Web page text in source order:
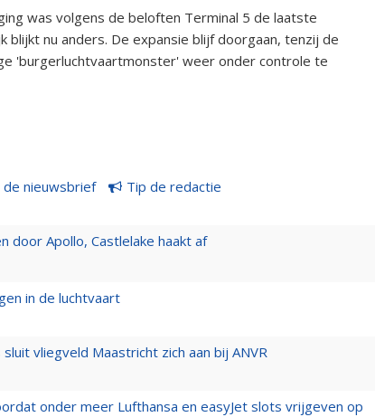
was volgens de beloften Terminal 5 de laatste
blijkt nu anders. De expansie blijf doorgaan, tenzij de
'burgerluchtvaartmonster' weer onder controle te
de nieuwsbrief Tip de redactie
door Apollo, Castlelake haakt af
in de luchtvaart
vliegveld Maastricht zich aan bij ANVR
onder meer Lufthansa en easyJet slots vrijgeven op